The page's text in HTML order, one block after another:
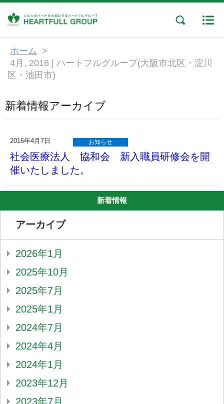
ホーム >
4月, 2016 | ハートフルグループ(大阪市北区・淀川
区・池田市)
新着情報アーカイブ
2016年4月7日 お知らせ
社会医療法人 協和会 新入職員研修会を開
催いたしました。
新着情報
アーカイブ
2026年1月
2025年10月
2025年7月
2025年1月
2024年7月
2024年4月
2024年1月
2023年12月
2023年7月